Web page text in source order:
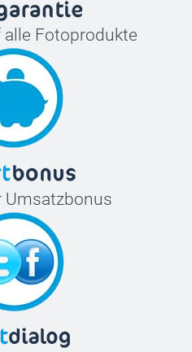
Fotoprodukte
Umsatzbonus